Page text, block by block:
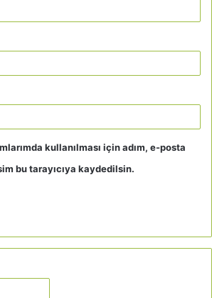
kullanılması için adım, e-posta
bu tarayıcıya kaydedilsin.